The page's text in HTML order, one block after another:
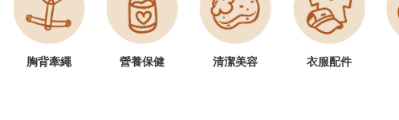
胸背牽繩 營養保健 清潔美容 衣服配件